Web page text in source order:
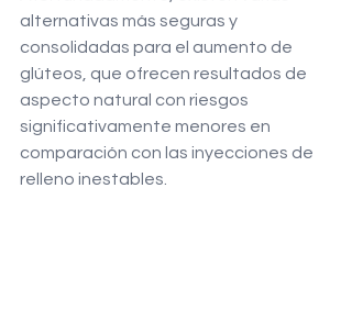
alternativas más seguras y
consolidadas para el aumento de
glúteos, que ofrecen resultados de
aspecto natural con riesgos
significativamente menores en
comparación con las inyecciones de
relleno inestables.